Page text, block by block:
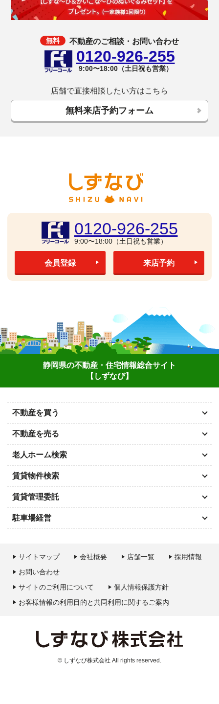
不動産のご相談・お問い合わせ
0120-926-255
9:00〜18:00（土日祝も営業）
店舗で直接相談したい方はこちら
無料来店予約フォーム
0120-926-255
9:00〜18:00（土日祝も営業）
会員登録 来店予約
静岡県の不動産・住宅情報総合サイト
【しずなび】
不動産を買う
不動産を売る
老人ホーム検索
賃貸物件検索
賃貸管理委託
駐車場経営
サイトマップ 会社概要 店舗一覧
採用情報
お問い合わせ
サイトのご利用について
個人情報保護方針
お客様情報の利用目的と共同利用に関するご案内
© しずなび株式会社 All rights reserved.